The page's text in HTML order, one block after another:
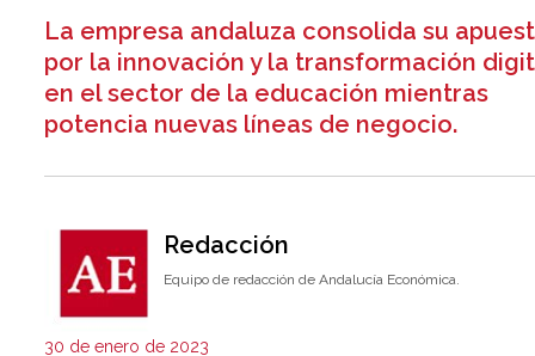
La empresa andaluza consolida su
por la innovación y la transformación
en el sector de la educación mientras
potencia nuevas líneas de negocio.
Redacción
Equipo de redacción de Andalucía Económica.
30 de enero de 2023